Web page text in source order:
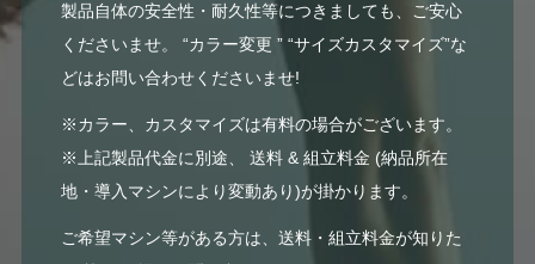
製品自体の安全性・耐久性等につきましても、ご安心
くださいませ。 “カラー変更 ” “サイズカスタマイズ”な
どはお問い合わせくださいませ!
※カラー、カスタマイズは有料の場合がございます。
※上記製品代金に別途、 送料 & 組立料金 (納品所在
地・導入マシンにより変動あり)が掛かります。
ご希望マシン等がある方は、送料・組立料金が知りた